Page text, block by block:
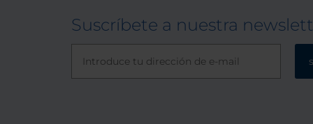
Suscríbete a nuestra